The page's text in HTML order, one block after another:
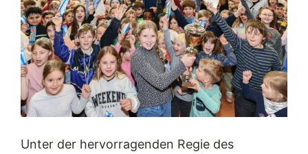
Unter der hervorragenden Regie des